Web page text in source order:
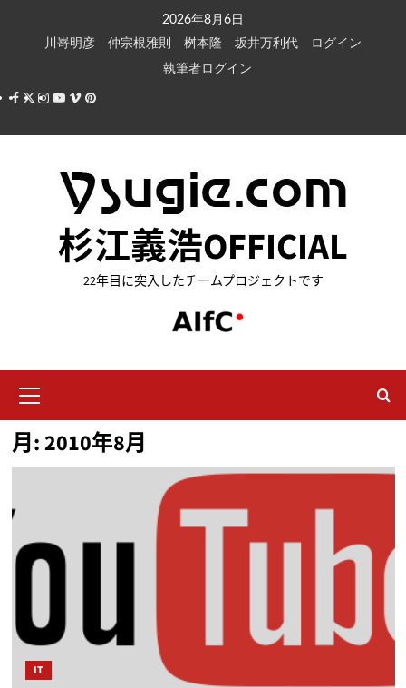
キ
2026年8月6日
川嵜明彦
仲宗根雅則 桝本隆 坂井万利代
ログイン
執筆者ログイン
Facebook
X Instagram
Youtube
VimeoPinterest
杉江義浩OFFICIAL
22年目に突入したチームプロジェクトです
イ
ン
メ
月:2010年8月
IT